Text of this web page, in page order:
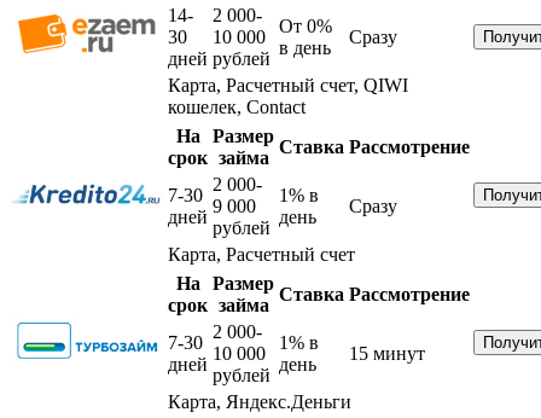
14-
30
дней
2 000-
10 000
рублей
От 0%
в день
Сразу
Карта, Расчетный счет, QIWI
кошелек, Contact
На
срок
Размер
займа
Ставка Рассмотрение
7-30
дней
2 000-
9 000
рублей
1% в
день
Сразу
Карта, Расчетный счет
На
срок
Размер
займа
Ставка Рассмотрение
7-30
дней
2 000-
10 000
рублей
1% в
день
15 минут
Карта, Яндекс.Деньги